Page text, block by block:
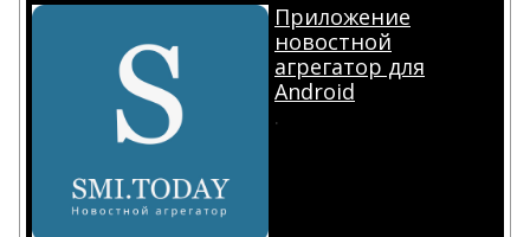
Приложение
новостной
агрегатор для
Android
.